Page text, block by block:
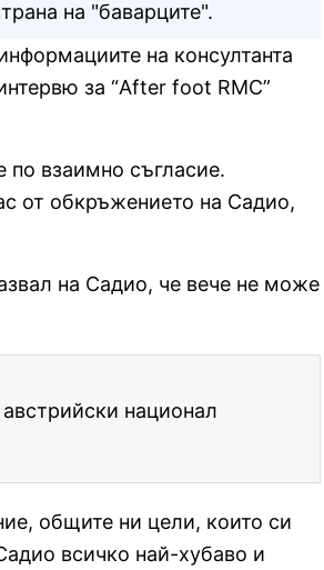
на "баварците".
на консултанта
за “After foot RMC”
взаимно съгласие.
от обкръжението на Садио,
на Садио, че вече не може
национал
общите ни цели, които си
всичко най-хубаво и